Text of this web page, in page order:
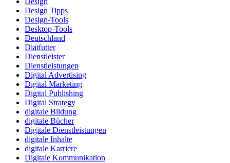
Design Tipps
Design-Tools
Desktop-Tools
Deutschland
Diätfutter
Dienstleister
Dienstleistungen
Digital Advertising
Digital Marketing
Digital Publishing
Digital Strategy
digitale Bildung
digitale Bücher
Digitale Dienstleistungen
digitale Inhalte
digitale Karriere
Digitale Kommunikation